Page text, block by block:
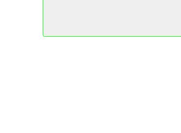
„Dookoła świata na rolkach”. Na